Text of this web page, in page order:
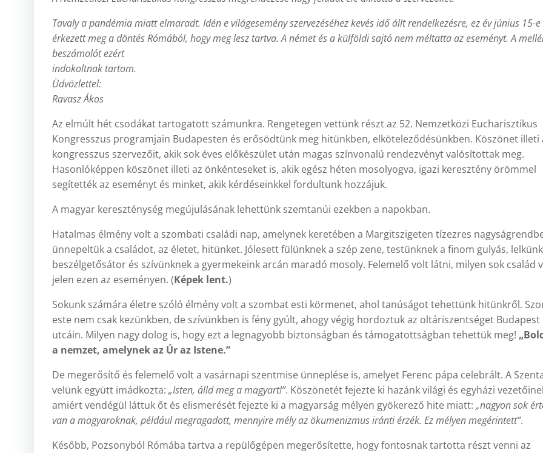
Tavaly a pandémia miatt elmaradt. Idén e világesemény szervezéséhez kevés idő állt rendelkezésre, ez év június 15-
érkezett meg a döntés Rómából, hogy meg lesz tartva. A német és a külföldi sajtó nem méltatta az eseményt. A
beszámolót ezért
indokoltnak tartom.
Üdvözlettel:
Ravasz Ákos
Az elmúlt hét csodákat tartogatott számunkra. Rengetegen vettünk részt az 52. Nemzetközi Eucharisztikus
Kongresszus programjain Budapesten és erősödtünk meg hitünkben, elköteleződésünkben. Köszönet illeti
kongresszus szervezőit, akik sok éves előkészület után magas színvonalú rendezvényt valósítottak meg.
Hasonlóképpen köszönet illeti az önkénteseket is, akik egész héten mosolyogva, igazi keresztény örömmel
segítették az eseményt és minket, akik kérdéseinkkel fordultunk hozzájuk.
A magyar kereszténység megújulásának lehettünk szemtanúi ezekben a napokban.
Hatalmas élmény volt a szombati családi nap, amelynek keretében a Margitszigeten tízezres
ünnepeltük a családot, az életet, hitünket. Jólesett fülünknek a szép zene, testünknek a finom gulyás,
beszélgetősátor és szívünknek a gyermekeink arcán maradó mosoly. Felemelő volt látni, milyen sok család
jelen ezen az eseményen. (Képek lent.)
Sokunk számára életre szóló élmény volt a szombat esti körmenet, ahol tanúságot tehettünk hitünkről.
este nem csak kezünkben, de szívünkben is fény gyúlt, ahogy végig hordoztuk az oltáriszentséget Budapest
utcáin. Milyen nagy dolog is, hogy ezt a legnagyobb biztonságban és támogatottságban tehettük meg!
a nemzet, amelynek az Úr az Istene.”
De megerősítő és felemelő volt a vasárnapi szentmise ünneplése is, amelyet Ferenc pápa celebrált. A
velünk együtt imádkozta: „Isten, álld meg a magyart!”. Köszönetét fejezte ki hazánk világi és egyházi
amiért vendégül láttuk őt és elismerését fejezte ki a magyarság mélyen gyökerező hite miatt: „nagyon sok
van a magyaroknak, például megragadott, mennyire mély az ökumenizmus iránti érzék. Ez mélyen megérintett”.
Később, Pozsonyból Rómába tartva a repülőgépen megerősítette, hogy fontosnak tartotta részt venni az